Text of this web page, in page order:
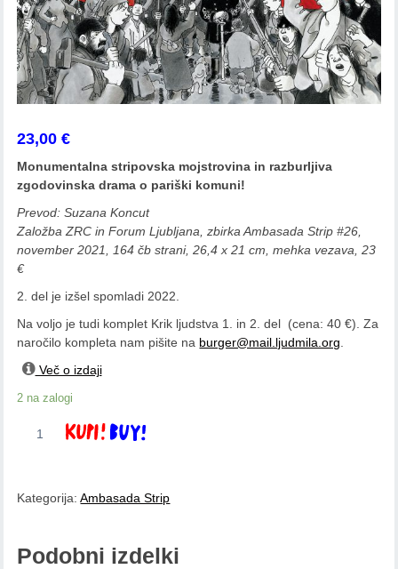
23,00€
Monumentalna stripovska mojstrovina in razburljiva
zgodovinska drama o pariški komuni!
Prevod: Suzana Koncut
Založba ZRC in Forum Ljubljana, zbirka Ambasada Strip #26,
november 2021, 164 čb strani, 26,4 x 21 cm, mehka vezava, 23
€
2. del je izšel spomladi 2022.
Na voljo je tudi komplet Krik ljudstva 1. in 2. del (cena: 40 €). Za
naročilo kompleta nam pišite na burger@mail.ljudmila.org
Več o izdaji
2 na zalogi
ljudstva
količina
Dodaj v košarico
Kategorija:Ambasada Strip
Podobni izdelki